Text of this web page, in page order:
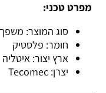
מפרט טכני:
סוג המוצר: משפך
חומר: פלסטיק
ארץ יצור: איטליה
יצרן: Tecomec